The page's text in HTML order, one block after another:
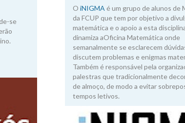
se
O iNIGMA é um grupo de alunos de
da FCUP que tem por objetivo a
matemática e o apoio a esta
dinamiza aOficina Matemática onde
semanalmente se esclarecem
discutem problemas e enigmas
Também é responsável pela
palestras que tradicionalmente
de almoço, de modo a evitar
tempos letivos.